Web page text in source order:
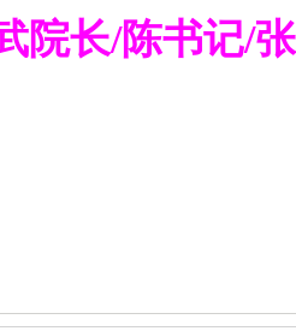
院长/陈书记/